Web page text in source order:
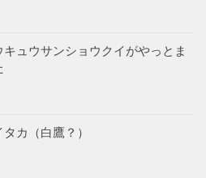
ュウサンショウクイがやっとま
カ（白鷹？）